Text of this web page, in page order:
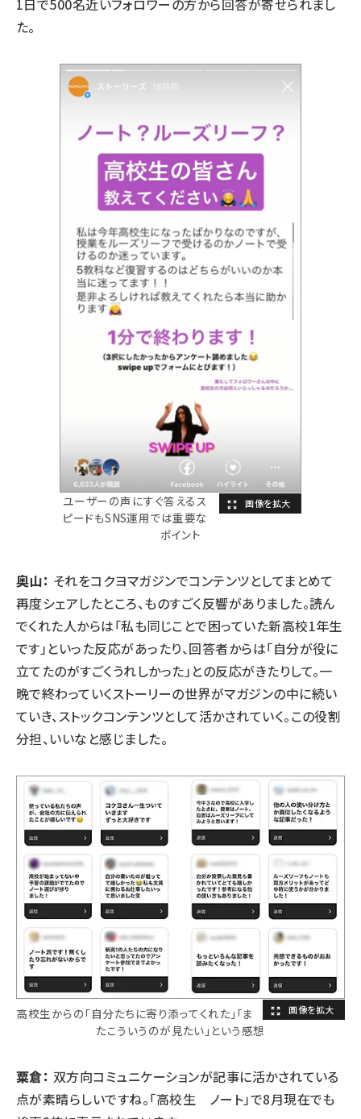
た。
ユーザーの声にすぐ答えるス
ピードもSNS運用では重要な
ポイント
奥山： それをコクヨマガジンでコンテンツとしてまとめて
再度シェアしたところ、ものすごく反響がありました。読ん
でくれた人からは「私も同じことで困っていた新高校1年生
です」といった反応があったり、回答者からは「自分が役に
立てたのがすごくうれしかった」との反応がきたりして。一
晩で終わっていくストーリーの世界がマガジンの中に続い
ていき、ストックコンテンツとして活かされていく。この役割
分担、いいなと感じました。
高校生からの「自分たちに寄り添ってくれた」「ま
たこういうのが見たい」という感想
粟倉： 双方向コミュニケーションが記事に活かされている
点が素晴らしいですね。「高校生 ノート」で8月現在でも